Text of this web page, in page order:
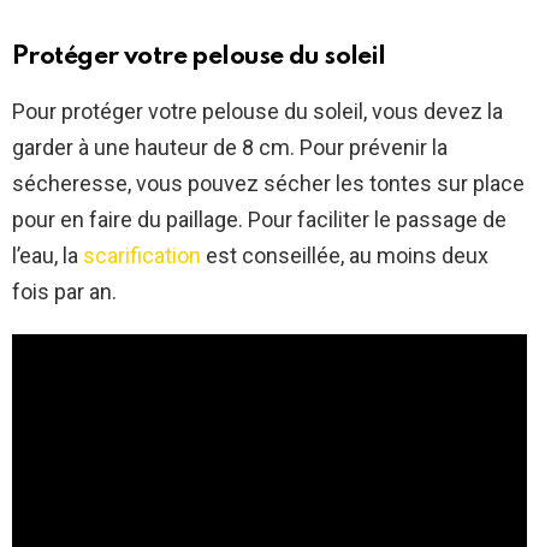
Protéger votre pelouse du soleil
Pour protéger votre pelouse du soleil, vous devez la
garder à une hauteur de 8 cm. Pour prévenir la
sécheresse, vous pouvez sécher les tontes sur place
pour en faire du paillage. Pour faciliter le passage de
l’eau, la scarification est conseillée, au moins deux
fois par an.